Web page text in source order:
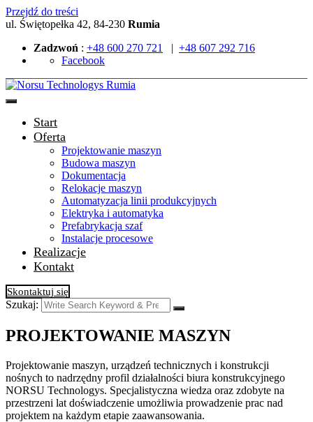
Przejdź do treści
ul. Świętopełka 42, 84-230 Rumia
Zadzwoń : +48 600 270 721 | +48 607 292 716
Facebook
Start
Oferta
Projektowanie maszyn
Budowa maszyn
Dokumentacja
Relokacje maszyn
Automatyzacja linii produkcyjnych
Elektryka i automatyka
Prefabrykacja szaf
Instalacje procesowe
Realizacje
Kontakt
Skontaktuj się
Szukaj:
PROJEKTOWANIE MASZYN
Projektowanie maszyn, urządzeń technicznych i konstrukcji
nośnych to nadrzędny profil działalności biura konstrukcyjnego
NORSU Technologys. Specjalistyczna wiedza oraz zdobyte na
przestrzeni lat doświadczenie umożliwia prowadzenie prac nad
projektem na każdym etapie zaawansowania.